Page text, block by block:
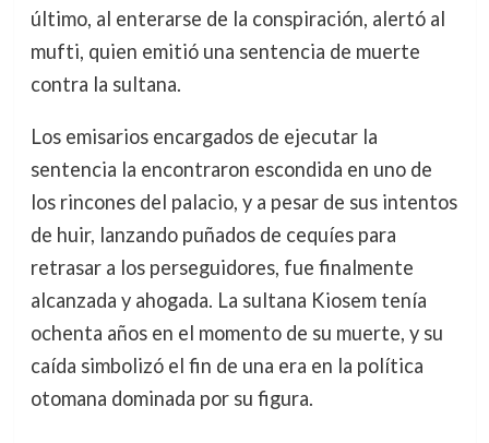
último, al enterarse de la conspiración, alertó al
mufti, quien emitió una sentencia de muerte
contra la sultana.
Los emisarios encargados de ejecutar la
sentencia la encontraron escondida en uno de
los rincones del palacio, y a pesar de sus intentos
de huir, lanzando puñados de cequíes para
retrasar a los perseguidores, fue finalmente
alcanzada y ahogada. La sultana Kiosem tenía
ochenta años en el momento de su muerte, y su
caída simbolizó el fin de una era en la política
otomana dominada por su figura.